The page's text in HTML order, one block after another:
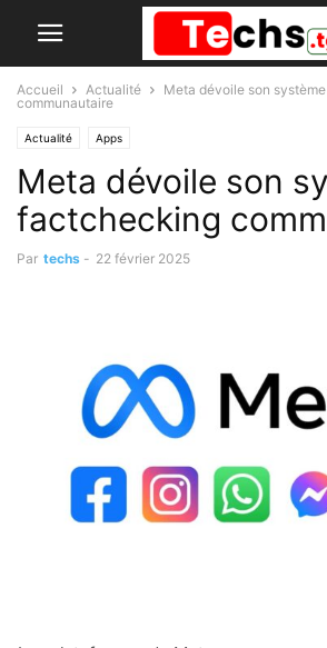
Accueil Actualité
Meta dévoile son
communautaire
Actualité Apps
Meta dévoile son
factchecking
Par techs - 22 février 2025